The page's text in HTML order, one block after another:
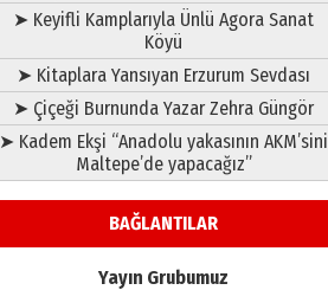
➤ Keyifli Kamplarıyla Ünlü Agora Sanat
Köyü
➤ Kitaplara Yansıyan Erzurum Sevdası
➤ Çiçeği Burnunda Yazar Zehra Güngör
➤ Kadem Ekşi “Anadolu yakasının AKM’sini
Maltepe’de yapacağız”
BAĞLANTILAR
Yayın Grubumuz